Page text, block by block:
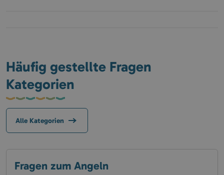
Häufig gestellte Fragen
Kategorien
Alle Kategorien
Fragen zum Angeln